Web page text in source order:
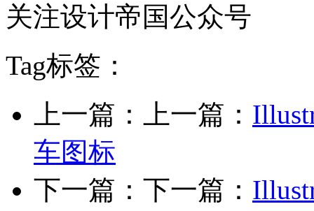
关注设计帝国公众号
Tag标签：
上一篇：上一篇：
车图标
下一篇：下一篇：